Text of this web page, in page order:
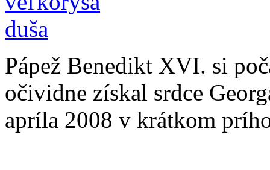
Pápež Benedikt XVI. si
očividne získal srdce
apríla 2008 v krátkom